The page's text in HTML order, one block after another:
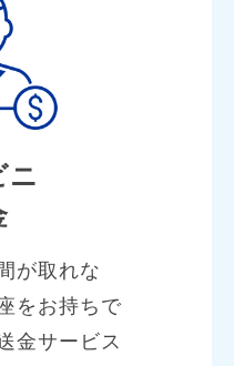
ニ
が取れな
をお持ちで
金サービス